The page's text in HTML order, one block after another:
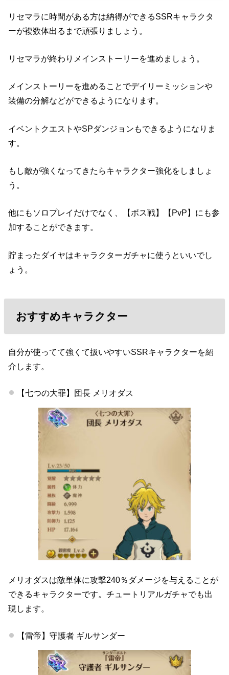
リセマラに時間がある方は納得ができるSSRキャラクタ
ーが複数体出るまで頑張りましょう。
リセマラが終わりメインストーリーを進めましょう。
メインストーリーを進めることでデイリーミッションや
装備の分解などができるようになります。
イベントクエストやSPダンジョンもできるようになりま
す。
もし敵が強くなってきたらキャラクター強化をしましょ
う。
他にもソロプレイだけでなく、【ボス戦】【PvP】にも参
加することができます。
貯まったダイヤはキャラクターガチャに使うといいでし
ょう。
おすすめキャラクター
自分が使ってて強くて扱いやすいSSRキャラクターを紹
介します。
【七つの大罪】団長 メリオダス
メリオダスは敵単体に攻撃240％ダメージを与えることが
できるキャラクターです。チュートリアルガチャでも出
現します。
【雷帝】守護者 ギルサンダー